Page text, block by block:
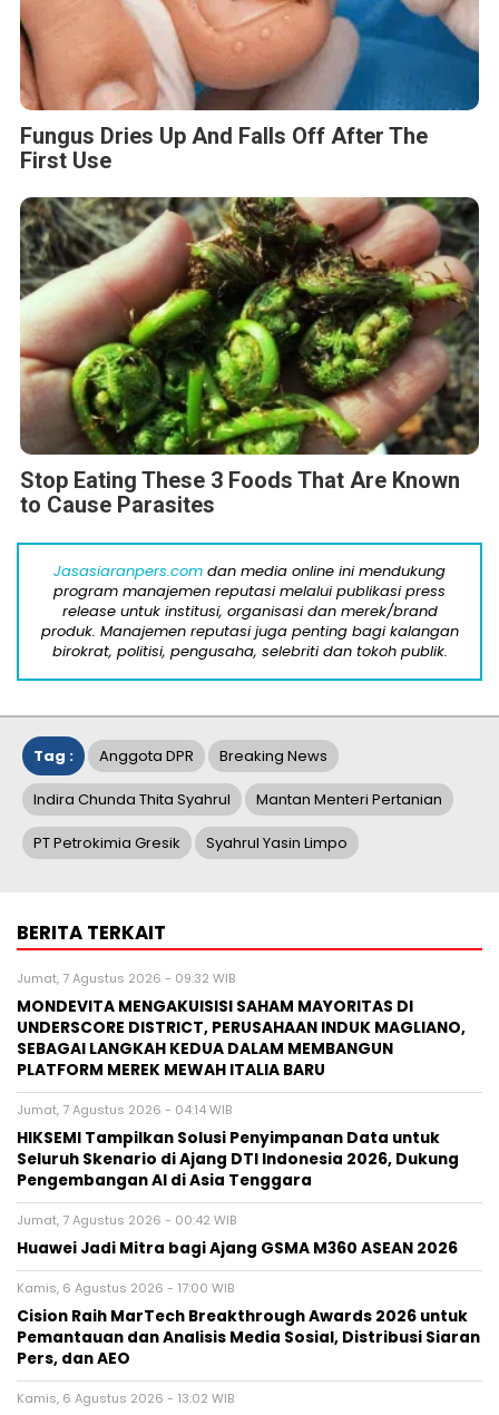
Fungus Dries Up And Falls Off After The
First Use
Stop Eating These 3 Foods That Are Known
to Cause Parasites
Jasasiaranpers.com dan media online ini mendukung
program manajemen reputasi melalui publikasi press
release untuk institusi, organisasi dan merek/brand
produk. Manajemen reputasi juga penting bagi kalangan
birokrat, politisi, pengusaha, selebriti dan tokoh publik.
Tag : Anggota DPR Breaking News
Indira Chunda Thita Syahrul Mantan Menteri Pertanian
PT Petrokimia Gresik Syahrul Yasin Limpo
BERITA TERKAIT
Jumat, 7 Agustus 2026 - 09:32 WIB
MONDEVITA MENGAKUISISI SAHAM MAYORITAS DI
UNDERSCORE DISTRICT, PERUSAHAAN INDUK MAGLIANO,
SEBAGAI LANGKAH KEDUA DALAM MEMBANGUN
PLATFORM MEREK MEWAH ITALIA BARU
Jumat, 7 Agustus 2026 - 04:14 WIB
HIKSEMI Tampilkan Solusi Penyimpanan Data untuk
Seluruh Skenario di Ajang DTI Indonesia 2026, Dukung
Pengembangan AI di Asia Tenggara
Jumat, 7 Agustus 2026 - 00:42 WIB
Huawei Jadi Mitra bagi Ajang GSMA M360 ASEAN 2026
Kamis, 6 Agustus 2026 - 17:00 WIB
Cision Raih MarTech Breakthrough Awards 2026 untuk
Pemantauan dan Analisis Media Sosial, Distribusi Siaran
Pers, dan AEO
Kamis, 6 Agustus 2026 - 13:02 WIB